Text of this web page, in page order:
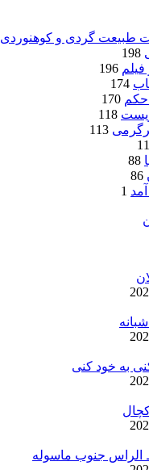
طبیعت گردی و کوهنوردی
198
196
174
حکم 170
118
113
88
86
1
به خود کنی
جنوب ماسوله